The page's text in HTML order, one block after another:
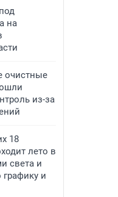
на
очистные
из-за
18
лето в
света и
и